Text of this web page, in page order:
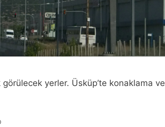
yerler. Üsküp’te konaklama ve